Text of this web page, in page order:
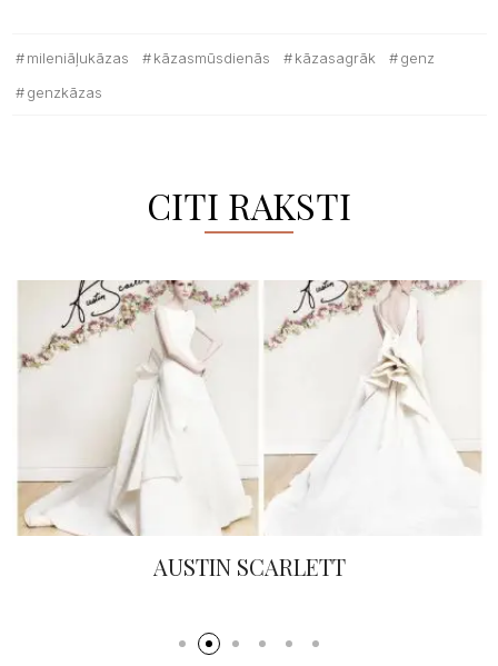
mileniāļukāzas kāzasmūsdienās kāzasagrāk
genz
genzkāzas
CITI RAKSTI
AUSTIN SCARLETT